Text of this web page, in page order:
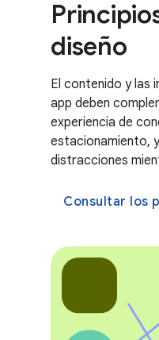
diseño
El contenido y las
app deben
experiencia de
estacionamiento,
distracciones
Consultar los